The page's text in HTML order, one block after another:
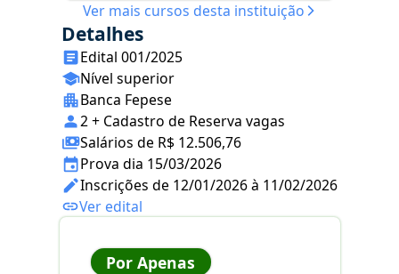
Ver mais cursos desta instituição
Detalhes
Edital 001/2025
Nível superior
Banca Fepese
2 + Cadastro de Reserva vagas
Salários de R$ 12.506,76
Prova dia 15/03/2026
Inscrições de 12/01/2026 à 11/02/2026
Ver edital
Por Apenas